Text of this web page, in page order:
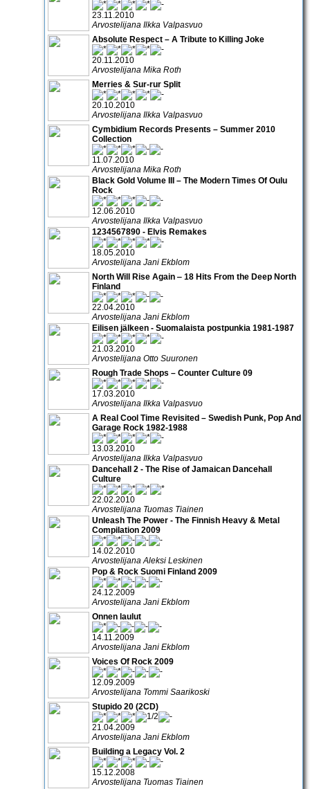
23.11.2010
Arvostelijana Ilkka Valpasvuo
Absolute Respect – A Tribute to Killing Joke
20.11.2010
Arvostelijana Mika Roth
Merries & Sur-rur Split
20.10.2010
Arvostelijana Ilkka Valpasvuo
Cymbidium Records Presents – Summer 2010
Collection
11.07.2010
Arvostelijana Mika Roth
Black Gold Volume III – The Modern Times Of Oulu
Rock
12.06.2010
Arvostelijana Ilkka Valpasvuo
1234567890 - Elvis Remakes
18.05.2010
Arvostelijana Jani Ekblom
North Will Rise Again ‒ 18 Hits From the Deep North
Finland
22.04.2010
Arvostelijana Jani Ekblom
Eilisen jälkeen - Suomalaista postpunkia 1981-1987
21.03.2010
Arvostelijana Otto Suuronen
Rough Trade Shops – Counter Culture 09
17.03.2010
Arvostelijana Ilkka Valpasvuo
A Real Cool Time Revisited – Swedish Punk, Pop And
Garage Rock 1982-1988
13.03.2010
Arvostelijana Ilkka Valpasvuo
Dancehall 2 - The Rise of Jamaican Dancehall
Culture
22.02.2010
Arvostelijana Tuomas Tiainen
Unleash The Power - The Finnish Heavy & Metal
Compilation 2009
14.02.2010
Arvostelijana Aleksi Leskinen
Pop & Rock Suomi Finland 2009
24.12.2009
Arvostelijana Jani Ekblom
Onnen laulut
14.11.2009
Arvostelijana Jani Ekblom
Voices Of Rock 2009
12.09.2009
Arvostelijana Tommi Saarikoski
Stupido 20 (2CD)
21.04.2009
Arvostelijana Jani Ekblom
Building a Legacy Vol. 2
15.12.2008
Arvostelijana Tuomas Tiainen